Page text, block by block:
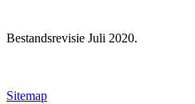
Bestandsrevisie Juli 2020.
Sitemap